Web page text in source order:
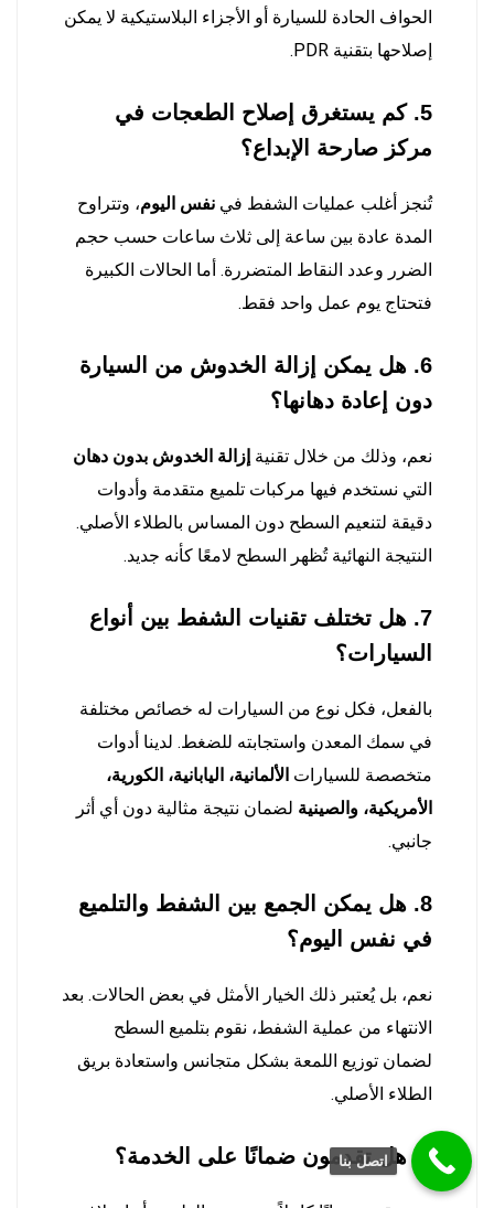
الحواف الحادة للسيارة أو الأجزاء البلاستيكية لا يمكن
إصلاحها بتقنية PDR.
5. كم يستغرق إصلاح الطعجات في
مركز صارحة الإبداع؟
تُنجز أغلب عمليات الشفط في نفس اليوم، وتتراوح
المدة عادة بين ساعة إلى ثلاث ساعات حسب حجم
الضرر وعدد النقاط المتضررة. أما الحالات الكبيرة
فتحتاج يوم عمل واحد فقط.
6. هل يمكن إزالة الخدوش من السيارة
دون إعادة دهانها؟
نعم، وذلك من خلال تقنية إزالة الخدوش بدون دهان
التي نستخدم فيها مركبات تلميع متقدمة وأدوات
دقيقة لتنعيم السطح دون المساس بالطلاء الأصلي.
النتيجة النهائية تُظهر السطح لامعًا كأنه جديد.
7. هل تختلف تقنيات الشفط بين أنواع
السيارات؟
بالفعل، فكل نوع من السيارات له خصائص مختلفة
في سمك المعدن واستجابته للضغط. لدينا أدوات
متخصصة للسيارات الألمانية، اليابانية، الكورية،
الأمريكية، والصينية لضمان نتيجة مثالية دون أي أثر
جانبي.
8. هل يمكن الجمع بين الشفط والتلميع
في نفس اليوم؟
نعم، بل يُعتبر ذلك الخيار الأمثل في بعض الحالات. بعد
الانتهاء من عملية الشفط، نقوم بتلميع السطح
لضمان توزيع اللمعة بشكل متجانس واستعادة بريق
الطلاء الأصلي.
9. هل تقدمون ضمانًا على الخدمة؟ اتصل بنا